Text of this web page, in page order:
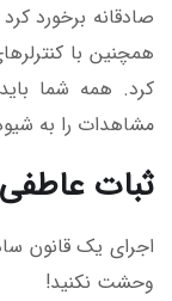
صادقانه برخورد
همچنین با
کرد. همه شما
مشاهدات را به
ثبات عاطفی
اجرای یک قانون
وحشت نکنید!